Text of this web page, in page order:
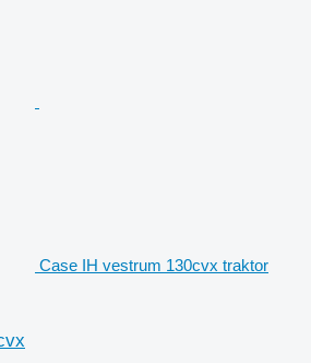
Case IH vestrum 130cvx traktor